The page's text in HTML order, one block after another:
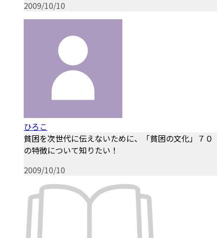
2009/10/10
ひろこ
貧困を次世代に伝えないために、「貧困の文化」７０
の特徴について知りたい！
2009/10/10